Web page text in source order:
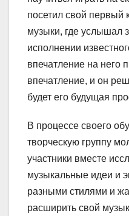
посетил свой первый
музыки, где услышал
исполнении
впечатление на него
впечатление, и он
будет его будущая
В процессе своего
творческую группу
участники вместе
музыкальные идеи и
разными стилями и
расширить свой